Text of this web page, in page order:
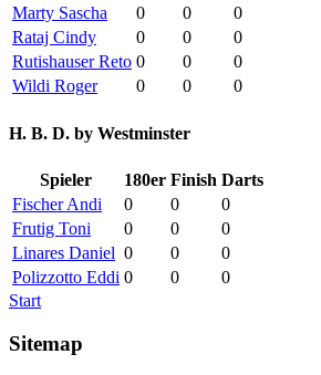
Marty Sascha
0 0
0
Rataj Cindy
0 0
0
Rutishauser Reto 0 0
0
Wildi Roger
0 0 0
H. B. D. by Westminster
Spieler 180er Finish Darts
Fischer Andi
0 0
0
Frutig Toni
0 0
0
Linares Daniel 0 0
0
Polizzotto Eddi 0 0
0
Start
Sitemap